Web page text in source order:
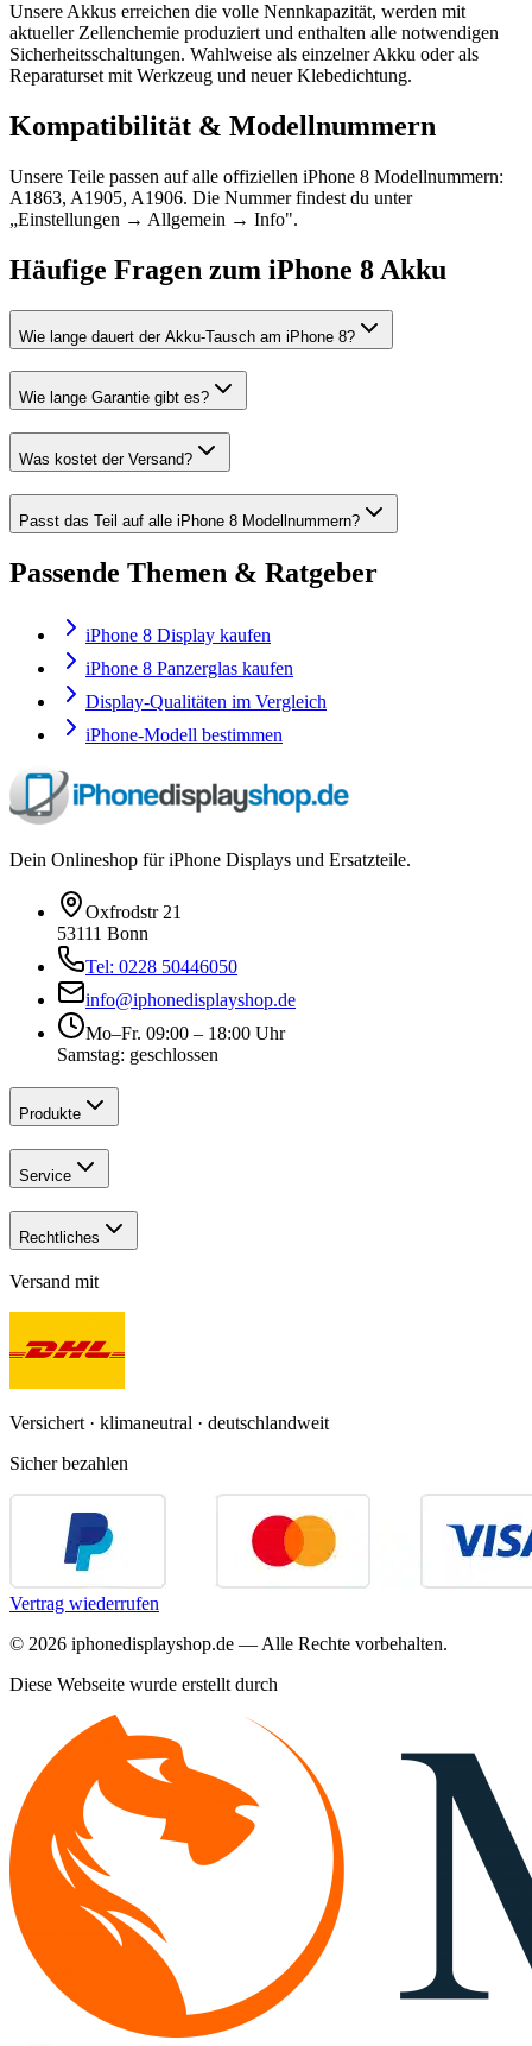
Unsere Akkus erreichen die volle Nennkapazität, werden mit
aktueller Zellenchemie produziert und enthalten alle notwendigen
Sicherheitsschaltungen. Wahlweise als einzelner Akku oder als
Reparaturset mit Werkzeug und neuer Klebedichtung.
Kompatibilität & Modellnummern
Unsere Teile passen auf alle offiziellen iPhone 8 Modellnummern:
A1863, A1905, A1906. Die Nummer findest du unter
„Einstellungen → Allgemein → Info".
Häufige Fragen zum iPhone 8 Akku
Wie lange dauert der Akku-Tausch am iPhone 8?
Wie lange Garantie gibt es?
Was kostet der Versand?
Passt das Teil auf alle iPhone 8 Modellnummern?
Passende Themen & Ratgeber
iPhone 8 Display kaufen
iPhone 8 Panzerglas kaufen
Display-Qualitäten im Vergleich
iPhone-Modell bestimmen
Dein Onlineshop für iPhone Displays und Ersatzteile.
Oxfrodstr 21
53111 Bonn
Tel: 0228 50446050
info@iphonedisplayshop.de
Mo–Fr. 09:00 – 18:00 Uhr
Samstag: geschlossen
Produkte
Service
Rechtliches
Versand mit
Versichert · klimaneutral · deutschlandweit
Sicher bezahlen
Vertrag wiederrufen
© 2026 iphonedisplayshop.de — Alle Rechte vorbehalten.
Diese Webseite wurde erstellt durch